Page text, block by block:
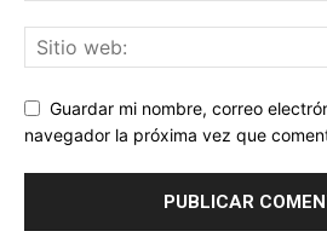
Guardar mi nombre, correo
navegador la próxima vez que